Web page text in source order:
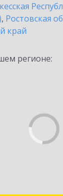
, Ростовская
край
регионе: